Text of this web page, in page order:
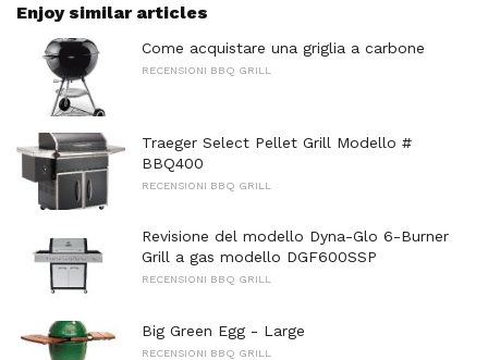
Enjoy similar articles
Come acquistare una griglia a carbone
RECENSIONI BBQ GRILL
Traeger Select Pellet Grill Modello #
BBQ400
RECENSIONI BBQ GRILL
Revisione del modello Dyna-Glo 6-Burner
Grill a gas modello DGF600SSP
RECENSIONI BBQ GRILL
Big Green Egg - Large
RECENSIONI BBQ GRILL